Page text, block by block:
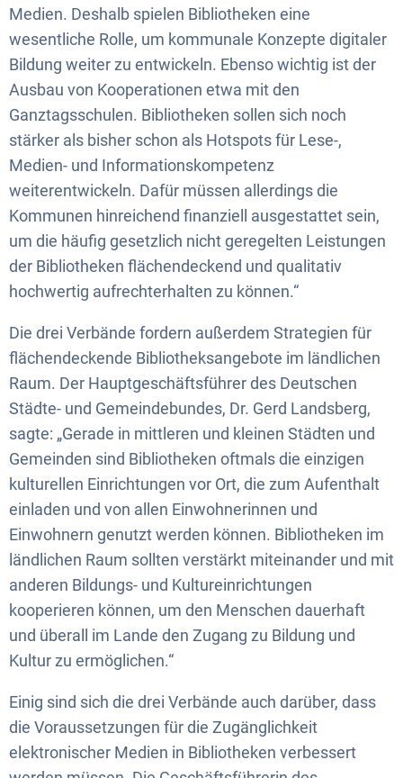
Medien. Deshalb spielen Bibliotheken eine
wesentliche Rolle, um kommunale Konzepte digitaler
Bildung weiter zu entwickeln. Ebenso wichtig ist der
Ausbau von Kooperationen etwa mit den
Ganztagsschulen. Bibliotheken sollen sich noch
stärker als bisher schon als Hotspots für Lese-,
Medien- und Informationskompetenz
weiterentwickeln. Dafür müssen allerdings die
Kommunen hinreichend finanziell ausgestattet sein,
um die häufig gesetzlich nicht geregelten Leistungen
der Bibliotheken flächendeckend und qualitativ
hochwertig aufrechterhalten zu können.“
Die drei Verbände fordern außerdem Strategien für
flächendeckende Bibliotheksangebote im ländlichen
Raum. Der Hauptgeschäftsführer des Deutschen
Städte- und Gemeindebundes, Dr. Gerd Landsberg,
sagte: „Gerade in mittleren und kleinen Städten und
Gemeinden sind Bibliotheken oftmals die einzigen
kulturellen Einrichtungen vor Ort, die zum Aufenthalt
einladen und von allen Einwohnerinnen und
Einwohnern genutzt werden können. Bibliotheken im
ländlichen Raum sollten verstärkt miteinander und mit
anderen Bildungs- und Kultureinrichtungen
kooperieren können, um den Menschen dauerhaft
und überall im Lande den Zugang zu Bildung und
Kultur zu ermöglichen.“
Einig sind sich die drei Verbände auch darüber, dass
die Voraussetzungen für die Zugänglichkeit
elektronischer Medien in Bibliotheken verbessert